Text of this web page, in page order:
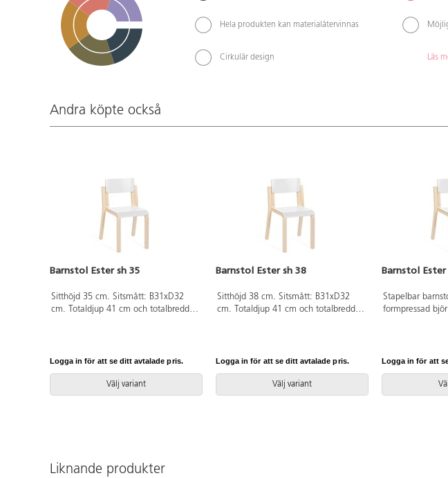
Hela produkten kan materialåtervinnas
Cirkulär design Läs
Andra köpte också
Barnstol Ester sh 35
Sitthöjd 35 cm. Sitsmått: B31xD32
cm. Totaldjup 41 cm och totalbredd
Logga in för att se ditt avtalade pris.
Välj variant
Barnstol Ester sh 38
Sitthöjd 38 cm. Sitsmått: B31xD32
cm. Totaldjup 41 cm och totalbredd
Logga in för att se ditt avtalade pris.
Välj variant
Barnstol Ester
Stapelbar
formpressad
Logga in för att
Liknande produkter